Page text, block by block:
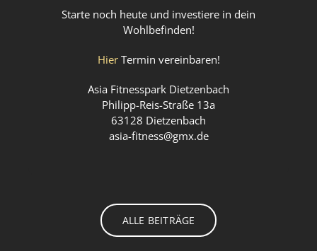
Starte noch heute und investiere in dein
Wohlbefinden!
HierTermin vereinbaren!
Asia Fitnesspark Dietzenbach
Philipp-Reis-Straße 13a
63128 Dietzenbach
asia-fitness@gmx.de
ALLE BEITRÄGE